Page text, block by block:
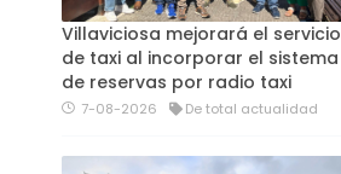
Villaviciosa mejorará el servicio
de taxi al incorporar el sistema
de reservas por radio taxi
7-08-2026 De total actualidad